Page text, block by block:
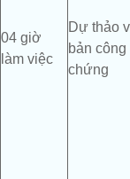
04 giờ
làm việc
Dự thảo
bản công
chứng